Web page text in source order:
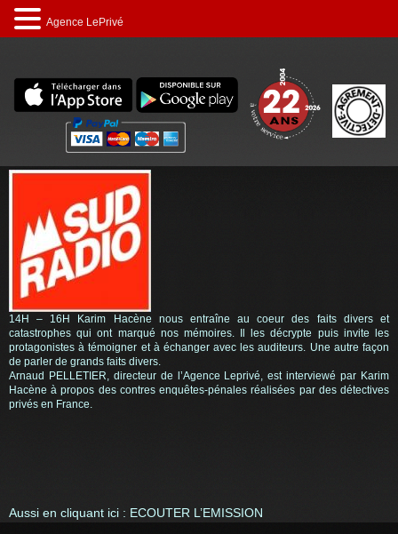
14H – 16H Karim Hacène nous entraîne au coeur des faits divers et
catastrophes qui ont marqué nos mémoires. Il les décrypte puis invite les
protagonistes à témoigner et à échanger avec les auditeurs. Une autre façon
de parler de grands faits divers.
Arnaud PELLETIER, directeur de l’Agence Leprivé, est interviewé par Karim
Hacène à propos des contres enquêtes-pénales réalisées par des détectives
privés en France.
Aussi en cliquant ici : ECOUTER L’EMISSION
Agence LePrivé